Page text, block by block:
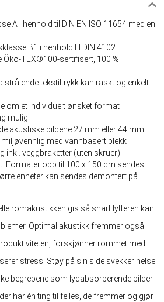
A i henhold til DIN EN ISO 11654 med en
B1 i henhold til DIN 4102
Öko-TEX®100-sertifisert, 100 %
strålende tekstiltrykk kan raskt og enkelt
om et individuelt ønsket format
mulig
akustiske bildene 27 mm eller 44 mm
med vannbasert blekk
inkl. veggbraketter (uten skruer)
Formater opp til 100 x 150 cm sendes
enheter kan sendes demontert på
romakustikken gis så snart lytteren kan
Optimal akustikk fremmer også
forskjønner rommet med
stress. Støy på sin side svekker helse
begrepene som lydabsorberende bilder
har én ting til felles, de fremmer og gjør